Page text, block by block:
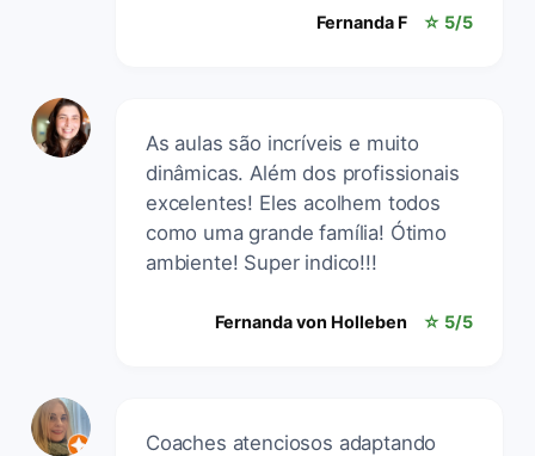
Fernanda F ☆ 5/5
As aulas são incríveis e muito
dinâmicas. Além dos profissionais
excelentes! Eles acolhem todos
como uma grande família! Ótimo
ambiente! Super indico!!!
Fernanda von Holleben ☆ 5/5
Coaches atenciosos adaptando